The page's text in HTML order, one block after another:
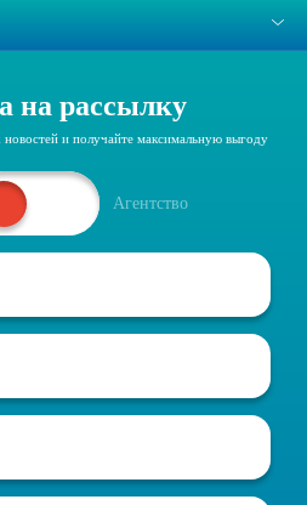
на рассылку
новостей и получайте максимальную выгоду
Агентство